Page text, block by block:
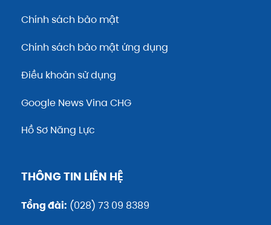
Chính sách bảo mật
Chính sách bảo mật ứng dụng
Điều khoản sử dụng
Google News Vina CHG
Hồ Sơ Năng Lực
THÔNG TIN LIÊN HỆ
Tổng đài: (028) 73 09 8389